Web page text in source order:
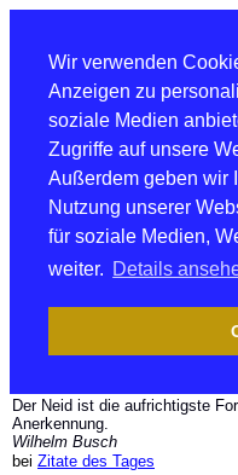
Wir verwenden
Anzeigen zu
soziale Medien
Zugriffe auf unsere
Außerdem geben wir
Nutzung unserer
für soziale Medien,
weiter. Details
Der Neid ist die aufrichtigste
Anerkennung.
Wilhelm Busch
bei Zitate des Tages